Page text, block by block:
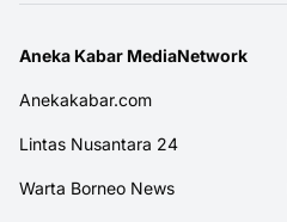
Aneka Kabar MediaNetwork
Anekakabar.com
Lintas Nusantara 24
Warta Borneo News